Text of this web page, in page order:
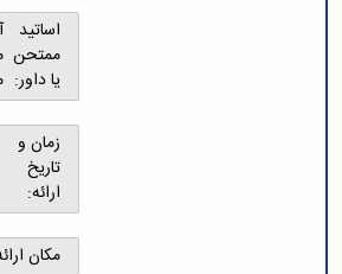
اساتید
ممتحن
یا داور:
زمان و
تاریخ
ارائه:
مکان